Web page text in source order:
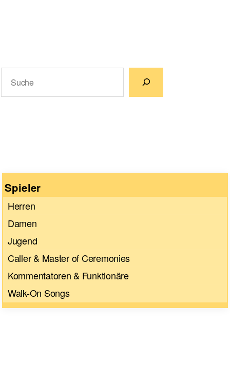
Spieler
Herren
Damen
Jugend
Caller & Master of Ceremonies
Kommentatoren & Funktionäre
Walk-On Songs